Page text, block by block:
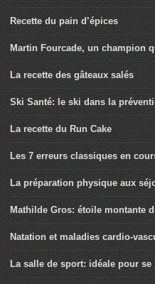
Recette du pain d’épices
Martin Fourcade, un champion
La recette des gâteaux salés
Ski Santé: le ski dans la
La recette du Run Cake
Les 7 erreurs classiques en
La préparation physique aux
Mathilde Gros: étoile montante
Natation et maladies cardio-
La salle de sport: idéale pour se